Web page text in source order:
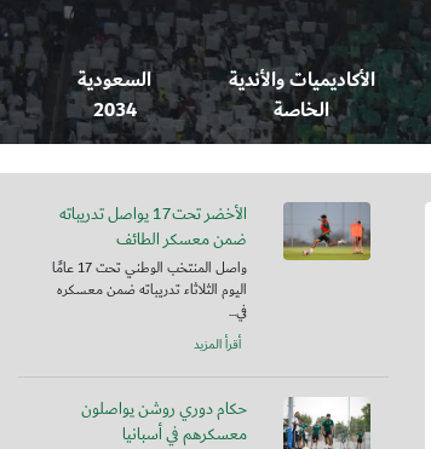
الأكاديميات والأندية
الخاصة
السعودية
2034
الأخضر تحت17 يواصل تدريباته
ضمن معسكر الطائف
واصل المنتخب الوطني تحت 17 عامًا
اليوم الثلاثاء تدريباته ضمن معسكره
في...
أقرأ المزيد
حكام دوري روشن يواصلون
معسكرهم في أسبانيا